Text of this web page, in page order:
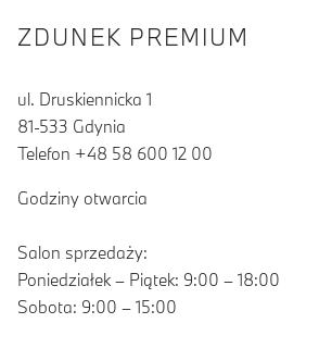
ZDUNEK PREMIUM
ul. Druskiennicka 1
81-533 Gdynia
Telefon +48 58 600 12 00
Godziny otwarcia
Salon sprzedaży:
Poniedziałek – Piątek: 9:00 – 18:00
Sobota: 9:00 – 15:00